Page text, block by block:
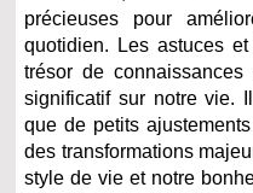
précieuses pour
quotidien. Les astuces
trésor de
significatif sur notre vie.
que de petits
des transformations
style de vie et notre